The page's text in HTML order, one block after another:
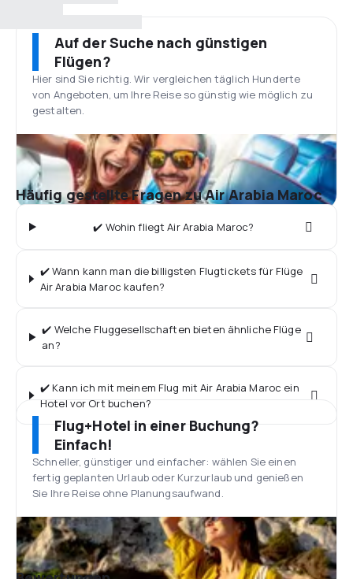
Auf der Suche nach günstigen
Flügen?
Hier sind Sie richtig. Wir vergleichen täglich Hunderte
von Angeboten, um Ihre Reise so günstig wie möglich zu
gestalten.
Häufig gestellte Fragen zu Air Arabia Maroc
✔️ Wohin fliegt Air Arabia Maroc?
✔️ Wann kann man die billigsten Flugtickets für Flüge
Air Arabia Maroc kaufen?
✔️ Welche Fluggesellschaften bieten ähnliche Flüge
an?
✔️ Kann ich mit meinem Flug mit Air Arabia Maroc ein
Hotel vor Ort buchen?
Flug+Hotel in einer Buchung?
Einfach!
Schneller, günstiger und einfacher: wählen Sie einen
fertig geplanten Urlaub oder Kurzurlaub und genießen
Sie Ihre Reise ohne Planungsaufwand.